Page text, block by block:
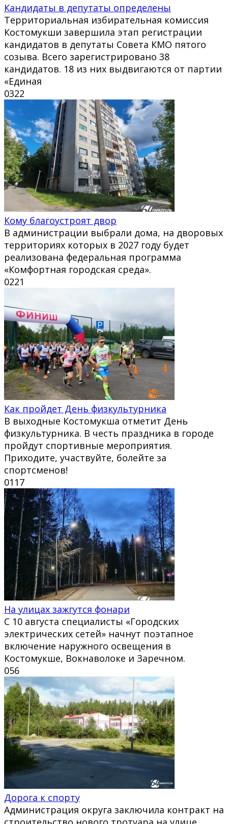
Кандидаты в депутаты определены
Территориальная избирательная комиссия
Костомукши завершила этап регистрации
кандидатов в депутаты Совета КМО пятого
созыва. Всего зарегистрировано 38
кандидатов. 18 из них выдвигаются от партии
«Единая
0322
Кому благоустроят двор
В администрации выбрали дома, на дворовых
территориях которых в 2027 году будет
реализована федеральная программа
«Комфортная городская среда».
0221
Как пройдет День физкультурника
В выходные Костомукша отметит День
физкультурника. В честь праздника в городе
пройдут спортивные мероприятия.
Приходите, участвуйте, болейте за
спортсменов!
0117
На улицах зажгутся фонари
С 10 августа специалисты «Городских
электрических сетей» начнут поэтапное
включение наружного освещения в
Костомукше, Вокнаволоке и Заречном.
056
Дорога к спорту
Администрация округа заключила контракт на